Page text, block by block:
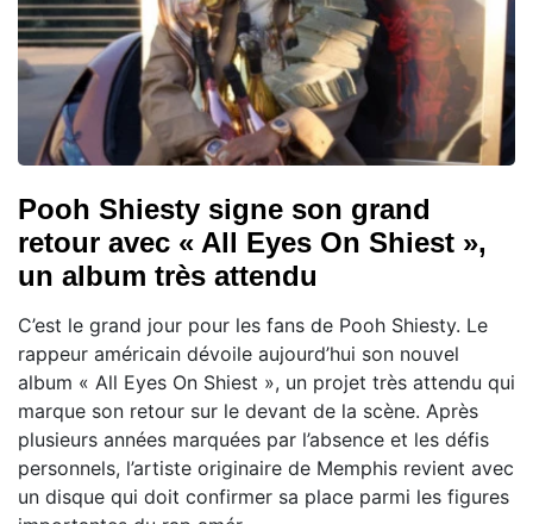
Pooh Shiesty signe son grand
retour avec « All Eyes On Shiest »,
un album très attendu
C’est le grand jour pour les fans de Pooh Shiesty. Le
rappeur américain dévoile aujourd’hui son nouvel
album « All Eyes On Shiest », un projet très attendu qui
marque son retour sur le devant de la scène. Après
plusieurs années marquées par l’absence et les défis
personnels, l’artiste originaire de Memphis revient avec
un disque qui doit confirmer sa place parmi les figures